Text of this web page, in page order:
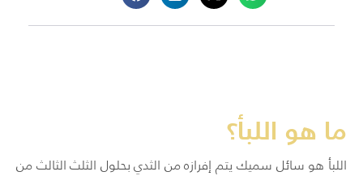
ما هو اللبأ؟
اللبأ هو سائل سميك يتم إفرازه من الثدي بحلول الثلث الثالث من